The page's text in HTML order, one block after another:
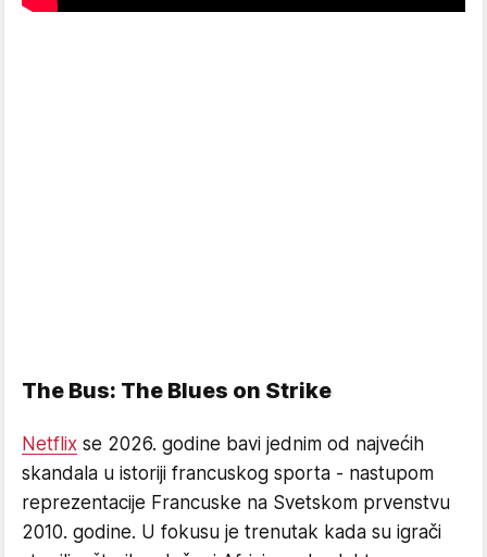
The Bus: The Blues on Strike
Netflix se 2026. godine bavi jednim od najvećih
skandala u istoriji francuskog sporta - nastupom
reprezentacije Francuske na Svetskom prvenstvu
2010. godine. U fokusu je trenutak kada su igrači